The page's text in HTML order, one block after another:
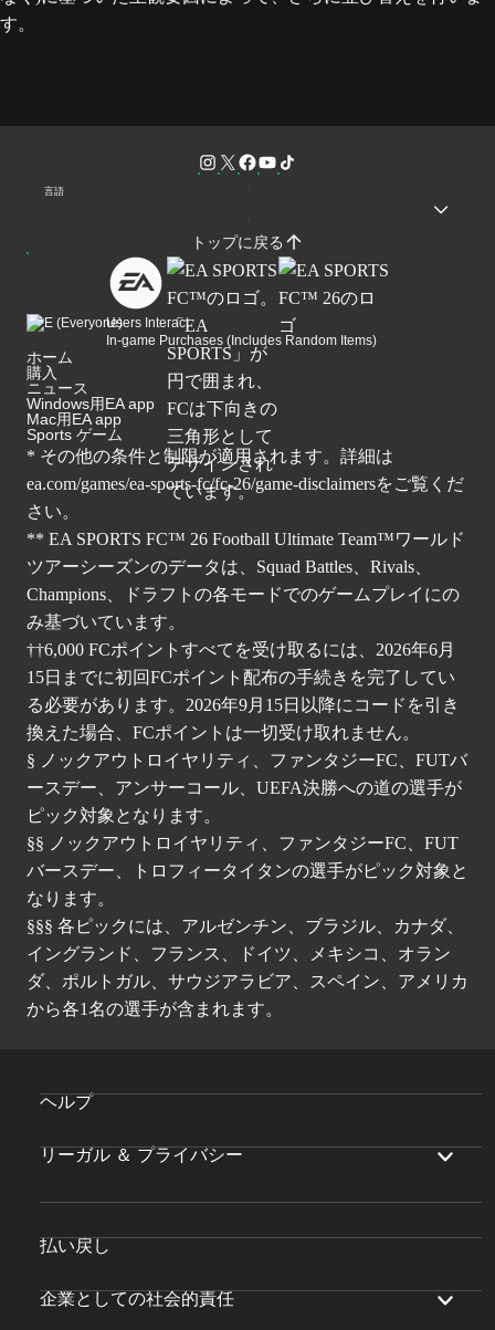
す。
言語
トップに戻る
Users Interact
In-game Purchases (Includes Random Items)
ホーム
購入
ニュース
Windows用EA app
Mac用EA app
Sports ゲーム
* その他の条件と制限が適用されます。詳細は
ea.com/games/ea-sports-fc/fc-26/game-disclaimersをご覧くだ
さい。
** EA SPORTS FC™ 26 Football Ultimate Team™ワールド
ツアーシーズンのデータは、Squad Battles、Rivals、
Champions、ドラフトの各モードでのゲームプレイにの
み基づいています。
††6,000 FCポイントすべてを受け取るには、2026年6月
15日までに初回FCポイント配布の手続きを完了してい
る必要があります。2026年9月15日以降にコードを引き
換えた場合、FCポイントは一切受け取れません。
§ ノックアウトロイヤリティ、ファンタジーFC、FUTバ
ースデー、アンサーコール、UEFA決勝への道の選手が
ピック対象となります。
§§ ノックアウトロイヤリティ、ファンタジーFC、FUT
バースデー、トロフィータイタンの選手がピック対象と
なります。
§§§ 各ピックには、アルゼンチン、ブラジル、カナダ、
イングランド、フランス、ドイツ、メキシコ、オラン
ダ、ポルトガル、サウジアラビア、スペイン、アメリカ
から各1名の選手が含まれます。
ヘルプ
リーガル ＆ プライバシー
払い戻し
企業としての社会的責任